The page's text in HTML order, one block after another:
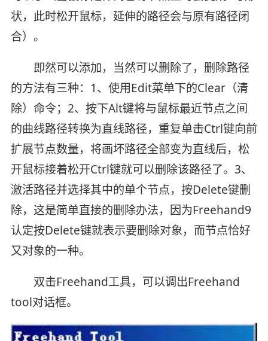
状，此时松开鼠标，延伸的路径会与原有路径闭
合）。
即然可以添加，当然可以删除了，删除路径
的方法有三种：1、使用Edit菜单下的Clear（清
除）命令；2、按下Alt键将与鼠标最近节点之间
的曲线路径转换为直线路径，重复单击Ctrl键向前
扩展节点数量，将画坏路径全部变为直线后，松
开鼠标接着松开Ctrl键就可以删除该路径了。3、
激活路径并选择其中的单个节点，按Delete键删
除，这是简单直接的删除办法，因为Freehand9
认定按Delete键就表示要删除对象，而节点恰好
又对象的一种。
双击Freehand工具，可以调出Freehand
tool对话框。